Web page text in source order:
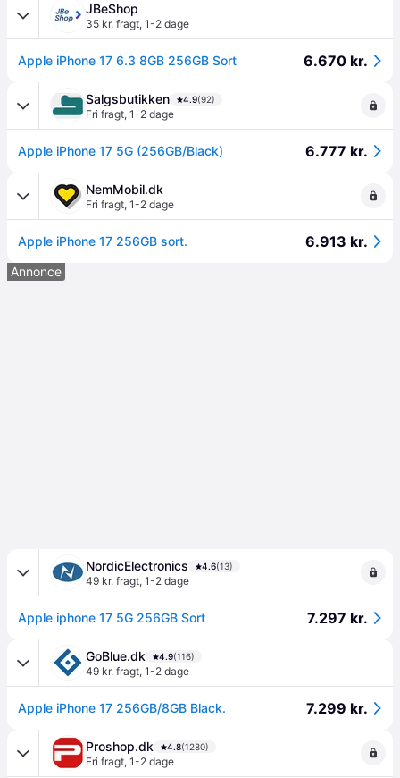
JBeShop
35 kr. fragt, 1-2 dage
Apple iPhone 17 6.3 8GB 256GB Sort 6.670 kr.
Salgsbutikken 4.9(92)
Fri fragt, 1-2 dage
Apple iPhone 17 5G (256GB/Black) 6.777 kr.
NemMobil.dk
Fri fragt, 1-2 dage
Apple iPhone 17 256GB sort. 6.913 kr.
Annonce
NordicElectronics 4.6(13)
49 kr. fragt, 1-2 dage
Apple iphone 17 5G 256GB Sort 7.297 kr.
GoBlue.dk 4.9(116)
49 kr. fragt, 1-2 dage
Apple iPhone 17 256GB/8GB Black. 7.299 kr.
Proshop.dk 4.8(1280)
Fri fragt, 1-2 dage